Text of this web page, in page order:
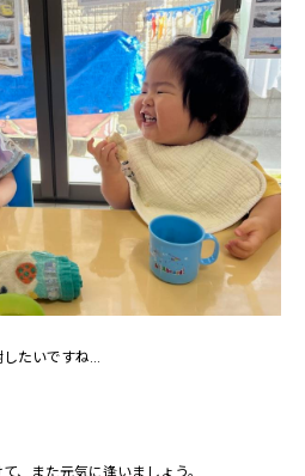
したいですね…
、また元気に逢いましょう。